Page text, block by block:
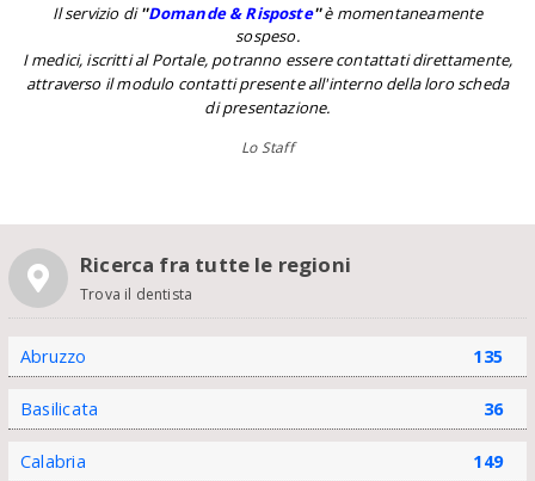
Il servizio di''Domande & Risposte''è momentaneamente
sospeso.
I medici, iscritti al Portale, potranno essere contattati direttamente,
attraverso il modulo contatti presente all'interno della loro scheda
di presentazione.
Lo Staff
Ricerca fra tutte le regioni
Trova il dentista
Abruzzo 135
Basilicata 36
Calabria 149